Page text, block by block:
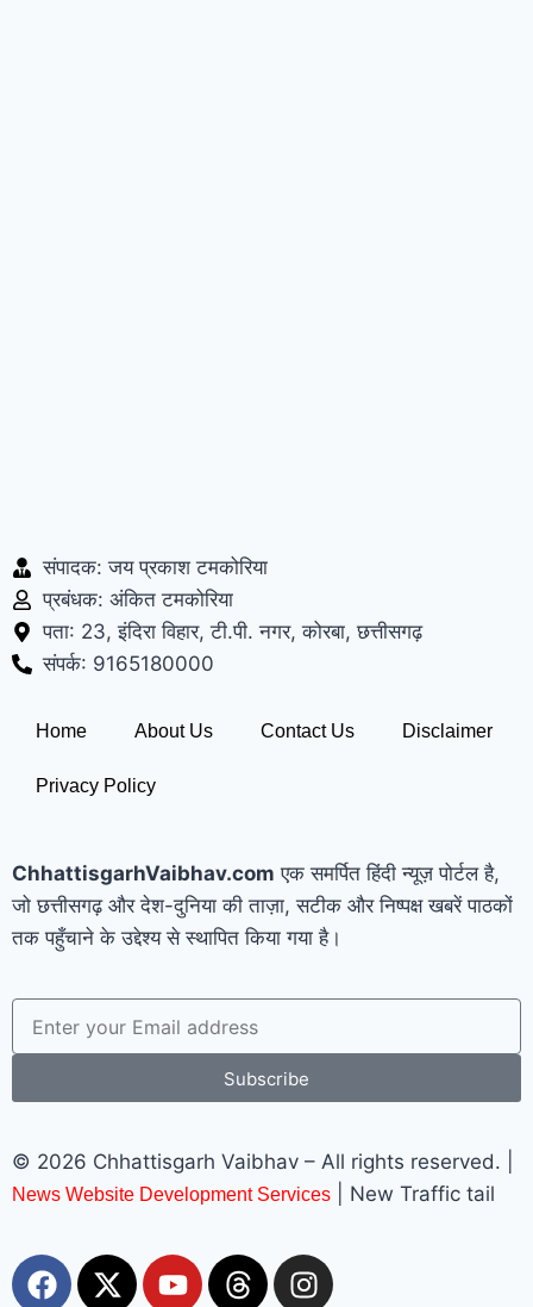
संपादक: जय प्रकाश टमकोरिया
प्रबंधक: अंकित टमकोरिया
पता: 23, इंदिरा विहार, टी.पी. नगर, कोरबा, छत्तीसगढ़
संपर्क: 9165180000
Home About Us Contact Us Disclaimer
Privacy Policy
ChhattisgarhVaibhav.com एक समर्पित हिंदी न्यूज़ पोर्टल है,
जो छत्तीसगढ़ और देश-दुनिया की ताज़ा, सटीक और निष्पक्ष खबरें पाठकों
तक पहुँचाने के उद्देश्य से स्थापित किया गया है।
Subscribe
© 2026 Chhattisgarh Vaibhav – All rights reserved. |
News Website Development Services | New Traffic tail